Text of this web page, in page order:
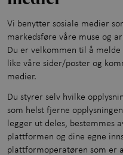
Vi benytter sosiale medier
markedsføre våre muse og
Du er velkommen til å
like våre sider/poster og
medier.
Du styrer selv hvilke
som helst fjerne
legger ut deles, bestemmes
plattformen og dine egne
plattformoperatøren som er